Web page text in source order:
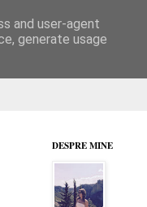
DESPRE MINE
and user-agent
generate usage